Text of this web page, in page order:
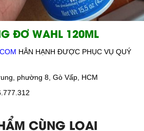
ĐƠ WAHL 120ML
HÂN HẠNH ĐƯỢC PHỤC VỤ QUÝ
phường 8, Gò Vấp, HCM
CÙNG LOẠI